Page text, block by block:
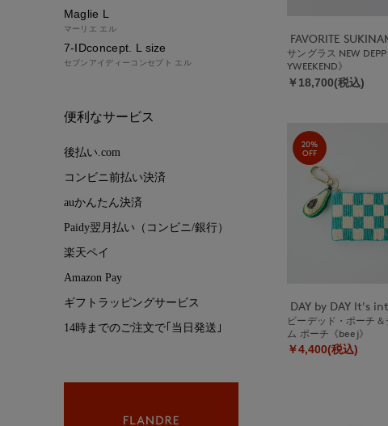
FAVORITE
サングラス NEW DEPP
YWEEKEND》
￥18,700(税込)
20%
OFF
ビーデッド・ポーチ＆
ム ポーチ《beej》
￥4,400(税込)
Maglie L
マーリエ エル
7-IDconcept. L size
セブンアイディーコンセプト エル
便利なサービス
後払い.com
コンビニ前払い決済
auかんたん決済
Paidy翌月払い（コンビニ/銀行）
楽天ペイ
Amazon Pay
ギフトラッピングサービス
14時までのご注文で｢当日発送｣